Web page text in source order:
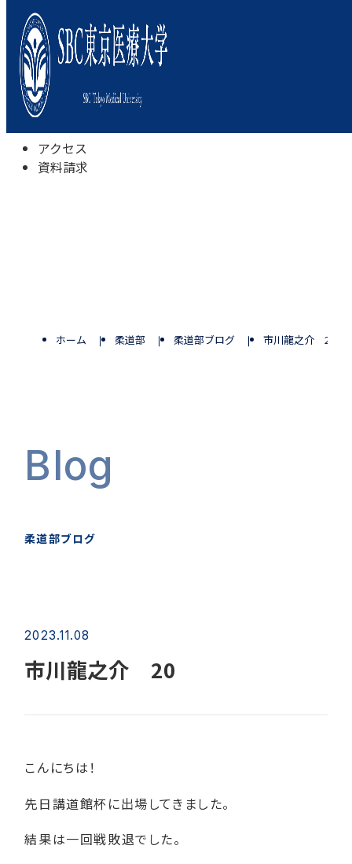
本学について
学びの特色
学部・学科
キャンパスライフ
入試情報
受験相談会
アクセス
資料請求
Blog
柔道部ブログ
ホーム 柔道部 柔道部ブログ 市川龍之介 20
2023.11.08
市川龍之介 20
こんにちは！
先日講道館杯に出場してきました。
結果は一回戦敗退でした。